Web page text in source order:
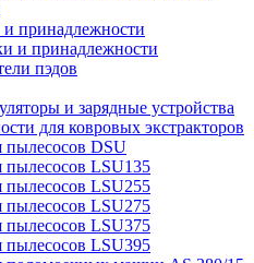
принадлежности
и принадлежности
пэдов
и зарядные устройства
для ковровых экстракторов
пылесосов DSU
пылесосов LSU135
пылесосов LSU255
пылесосов LSU275
пылесосов LSU375
пылесосов LSU395